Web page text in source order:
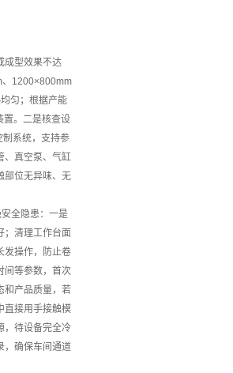
成型效果不达
、1200×800mm
匀；根据产能
置。二是核查设
系统，支持参
、真空泵、气缸
部位无异味、无
全隐患：一是
；清理工作台面
发操作，防止卷
间等参数，首次
和产品质量，若
直接用手接触模
，待设备完全冷
，确保车间通道